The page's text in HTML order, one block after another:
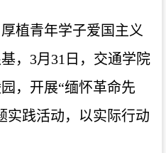
植青年学子爱国主义
， 3月 31 日，交通学院
，开展“缅怀革命先
实践活动，以实际行动